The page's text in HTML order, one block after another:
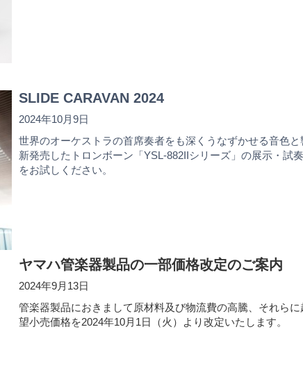
SLIDE CARAVAN 2024
2024年10月9日
世界のオーケストラの首席奏者をも深くうなずかせる音色
新発売したトロンボーン「YSL-882IIシリーズ」の展示・試
をお試しください。
ヤマハ管楽器製品の一部価格改定のご案内
2024年9月13日
管楽器製品におきまして原材料及び物流費の高騰、それら
望小売価格を2024年10月1日（火）より改定いたします。